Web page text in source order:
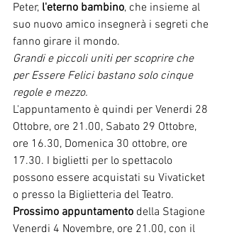
Peter, l'eterno bambino, che insieme al
suo nuovo amico insegnerà i segreti che
fanno girare il mondo.
Grandi e piccoli uniti per scoprire che
per Essere Felici bastano solo cinque
regole e mezzo.
L'appuntamento è quindi per Venerdi 28
Ottobre, ore 21.00, Sabato 29 Ottobre,
ore 16.30, Domenica 30 ottobre, ore
17.30. I biglietti per lo spettacolo
possono essere acquistati su Vivaticket
o presso la Biglietteria del Teatro.
Prossimo appuntamento della Stagione
Venerdi 4 Novembre, ore 21.00, con il